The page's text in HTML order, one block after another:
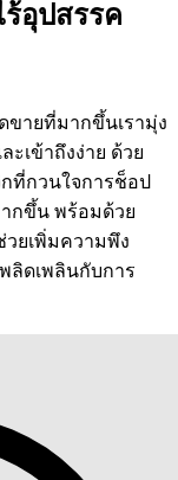
อุปสรรค
ายที่มากขึ้นเรามุ่ง
เข้าถึงง่าย ด้วย
ที่กวนใจการช็อป
กขึ้น พร้อมด้วย
ยเพิ่มความพึง
ลิดเพลินกับการ